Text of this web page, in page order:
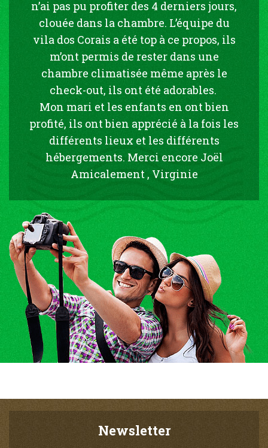
n’ai pas pu profiter des 4 derniers jours,
clouée dans la chambre. L’équipe du
vila dos Corais a été top à ce propos, ils
m’ont permis de rester dans une
chambre climatisée même après le
check-out, ils ont été adorables.
Mon mari et les enfants en ont bien
profité, ils ont bien apprécié à la fois les
différents lieux et les différents
hébergements. Merci encore Joël
Amicalement , Virginie
Newsletter